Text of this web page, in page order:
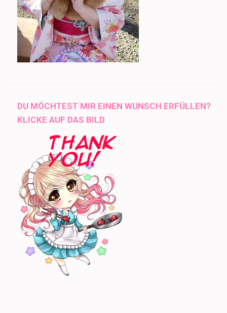
DU MÖCHTEST MIR EINEN WUNSCH ERFÜLLEN?
KLICKE AUF DAS BILD